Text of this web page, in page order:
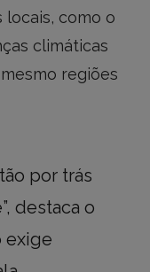
como o
climáticas
regiões
por trás
destaca o
exige